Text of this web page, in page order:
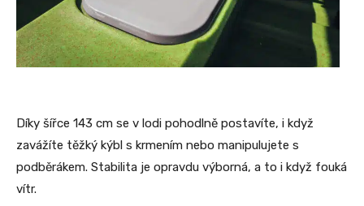
Díky šířce 143 cm se v lodi pohodlně postavíte, i když
zavážíte těžký kýbl s krmením nebo manipulujete s
podběrákem. Stabilita je opravdu výborná, a to i když fouká
vítr.